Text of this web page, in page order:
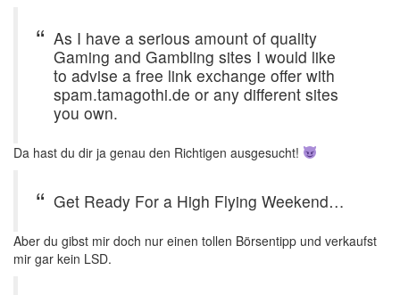
As I have a serious amount of quality
Gaming and Gambling sites I would like
to advise a free link exchange offer with
spam.tamagothi.de or any different sites
you own.
Da hast du dir ja genau den Richtigen ausgesucht!
Get Ready For a High Flying Weekend…
Aber du gibst mir doch nur einen tollen Börsentipp und verkaufst
mir gar kein LSD.